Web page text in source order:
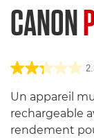
CANON
Un appareil
rechargeable
rendement